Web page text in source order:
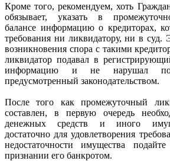
Кроме того, рекомендуем, хоть
обязывает, указать в
балансе информацию о кредиторах,
требования ни ликвидатору, ни в суд.
возникновения спора с такими
ликвидатор подавал в
информацию и не нарушал
предусмотренный законодательством.
После того как промежуточный
составлен, в первую очередь
денежных средств и иного
достаточно для удовлетворения
недостаточности имущества
признании его банкротом.